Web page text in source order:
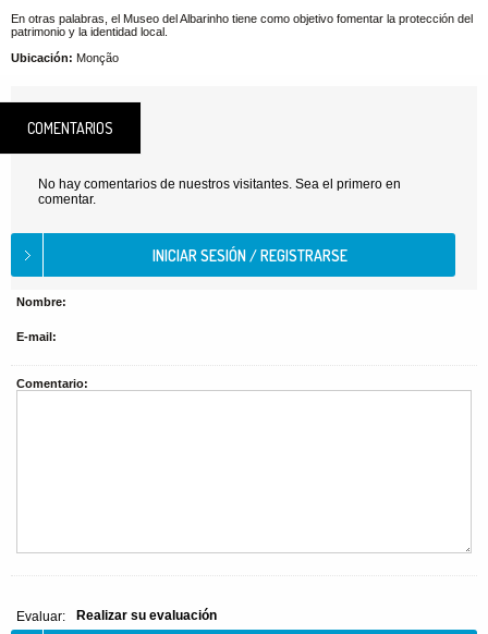
En otras palabras, el Museo del Albarinho tiene como objetivo fomentar la protección del
patrimonio y la identidad local.
Ubicación: Monção
COMENTARIOS
No hay comentarios de nuestros visitantes. Sea el primero en
comentar.
Nombre:
E-mail:
Comentario:
Evaluar: Realizar su evaluación